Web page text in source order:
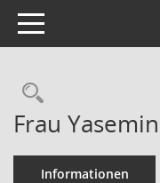
Toggle navigation
Frau
Informationen